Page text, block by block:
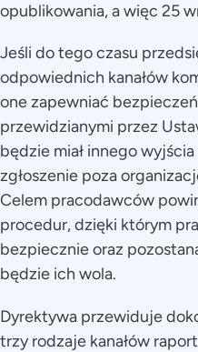
opublikowania, a więc 25
Jeśli do tego czasu
odpowiednich kanałów
one zapewniać
przewidzianymi przez
będzie miał innego
zgłoszenie poza
Celem pracodawców
procedur, dzięki którym
bezpiecznie oraz
będzie ich wola.
Dyrektywa przewiduje
trzy rodzaje kanałów